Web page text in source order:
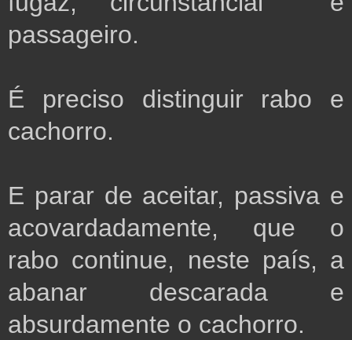
passageiro.
É preciso distinguir rabo e
cachorro.
E parar de aceitar, passiva e
acovardadamente, que o
rabo continue, neste país, a
abanar descarada e
absurdamente o cachorro.